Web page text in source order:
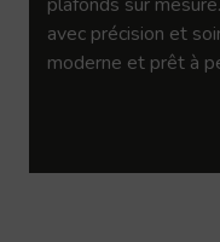
avec précision et
moderne et prêt à